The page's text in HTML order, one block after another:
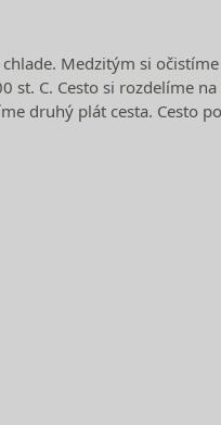
Medzitým si
C. Cesto si rozdelíme
druhý plát cesta. Cesto